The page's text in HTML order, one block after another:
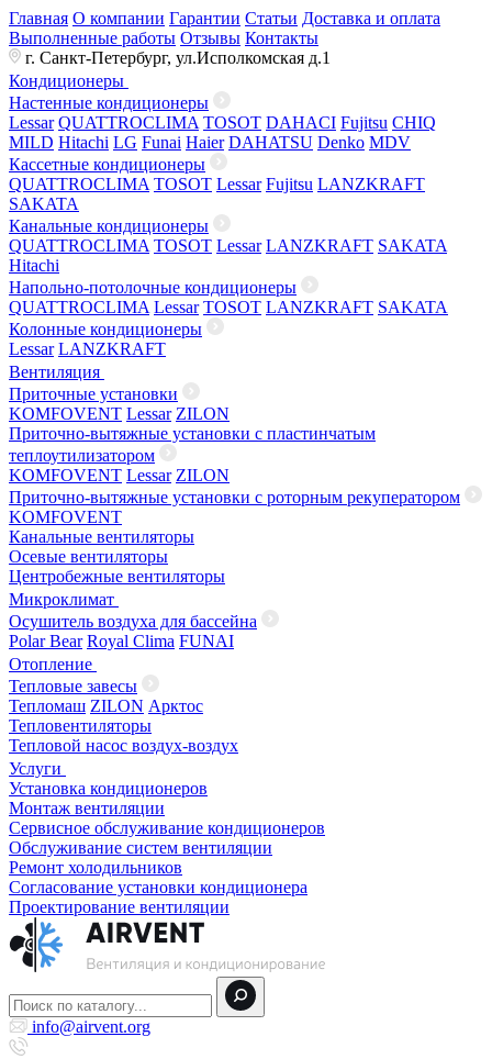
Главная О компании Гарантии Статьи Доставка и оплата
Выполненные работы Отзывы Контакты
г. Санкт-Петербург, ул.Исполкомская д.1
Кондиционеры
Настенные кондиционеры
Lessar QUATTROCLIMA TOSOT DAHACI Fujitsu CHIQ
MILD Hitachi LG Funai Haier DAHATSU Denko MDV
Кассетные кондиционеры
QUATTROCLIMA TOSOT Lessar Fujitsu LANZKRAFT
SAKATA
Канальные кондиционеры
QUATTROCLIMA TOSOT Lessar LANZKRAFT SAKATA
Hitachi
Напольно-потолочные кондиционеры
QUATTROCLIMA Lessar TOSOT LANZKRAFT SAKATA
Колонные кондиционеры
Lessar LANZKRAFT
Вентиляция
Приточные установки
KOMFOVENT Lessar ZILON
Приточно-вытяжные установки с пластинчатым
теплоутилизатором
KOMFOVENT Lessar ZILON
Приточно-вытяжные установки с роторным рекуператором
KOMFOVENT
Канальные вентиляторы
Осевые вентиляторы
Центробежные вентиляторы
Микроклимат
Осушитель воздуха для бассейна
Polar Bear Royal Clima FUNAI
Отопление
Тепловые завесы
Тепломаш ZILON Арктос
Тепловентиляторы
Тепловой насос воздух-воздух
Услуги
Установка кондиционеров
Монтаж вентиляции
Сервисное обслуживание кондиционеров
Обслуживание систем вентиляции
Ремонт холодильников
Согласование установки кондиционера
Проектирование вентиляции
info@airvent.org